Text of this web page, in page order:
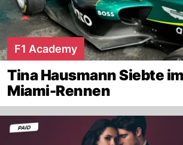
F1 Academy
Tina Hausmann Siebte
Miami-Rennen